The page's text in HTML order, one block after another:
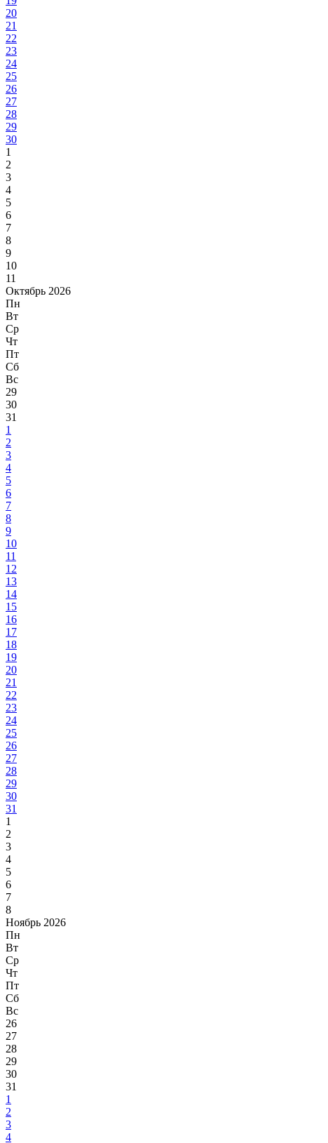
20
21
22
23
24
25
26
27
28
29
30
1
2
3
4
5
6
7
8
9
10
11
Октябрь 2026
Пн
Вт
Ср
Чт
Пт
Сб
Вс
29
30
31
1
2
3
4
5
6
7
8
9
10
11
12
13
14
15
16
17
18
19
20
21
22
23
24
25
26
27
28
29
30
31
1
2
3
4
5
6
7
8
Ноябрь 2026
Пн
Вт
Ср
Чт
Пт
Сб
Вс
26
27
28
29
30
31
1
2
3
4